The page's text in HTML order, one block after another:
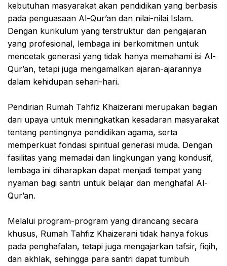
kebutuhan masyarakat akan pendidikan yang berbasis
pada penguasaan Al-Qur’an dan nilai-nilai Islam.
Dengan kurikulum yang terstruktur dan pengajaran
yang profesional, lembaga ini berkomitmen untuk
mencetak generasi yang tidak hanya memahami isi Al-
Qur’an, tetapi juga mengamalkan ajaran-ajarannya
dalam kehidupan sehari-hari.
Pendirian Rumah Tahfiz Khaizerani merupakan bagian
dari upaya untuk meningkatkan kesadaran masyarakat
tentang pentingnya pendidikan agama, serta
memperkuat fondasi spiritual generasi muda. Dengan
fasilitas yang memadai dan lingkungan yang kondusif,
lembaga ini diharapkan dapat menjadi tempat yang
nyaman bagi santri untuk belajar dan menghafal Al-
Qur’an.
Melalui program-program yang dirancang secara
khusus, Rumah Tahfiz Khaizerani tidak hanya fokus
pada penghafalan, tetapi juga mengajarkan tafsir, fiqih,
dan akhlak, sehingga para santri dapat tumbuh